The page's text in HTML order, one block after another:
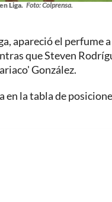
Liga. Foto: Colprensa.
apareció el perfume
que Steven
González.
la tabla de